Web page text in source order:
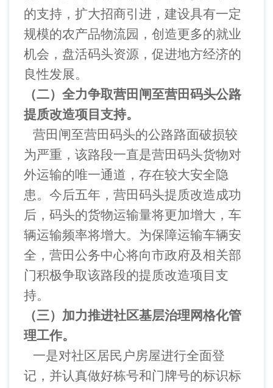
的支持，扩大招商引进，建设具有一定
规模的农产品物流园，创造更多的就业
机会，盘活码头资源，促进地方经济的
良性发展。
（二）全力争取营田闸至营田码头公路
提质改造项目支持。
营田闸至营田码头的公路路面破损较
为严重，该路段一直是营田码头货物对
外运输的唯一通道，存在较大安全隐
患。今后五年，营田码头提质改造成功
后，码头的货物运输量将更加增大，车
辆运输频率将增大。为保障运输车辆安
全，营田公务中心将向市政府及相关部
门积极争取该路段的提质改造项目支
持。
（三）加力推进社区基层治理网格化管
理工作。
一是对社区居民户房屋进行全面登
记，并认真做好栋号和门牌号的标识标